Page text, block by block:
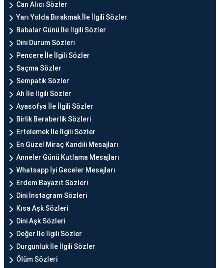
Can Alıcı Sözler
Yarı Yolda Bırakmak İle İlgili Sözler
Babalar Günü İle İlgili Sözler
Dini Durum Sözleri
Pencere İle İlgili Sözler
Saçma Sözler
Sempatik Sözler
Ah İle İlgili Sözler
Ayasofya İle İlgili Sözler
Birlik Beraberlik Sözleri
Ertelemek İle İlgili Sözler
En Güzel Miraç Kandili Mesajları
Anneler Günü Kutlama Mesajları
Whatsapp İyi Geceler Mesajları
Erdem Bayazıt Sözleri
Dini İnstagram Sözleri
Kısa Aşk Sözleri
Dini Aşk Sözleri
Değer İle İlgili Sözler
Durgunluk İle İlgili Sözler
Ölüm Sözleri